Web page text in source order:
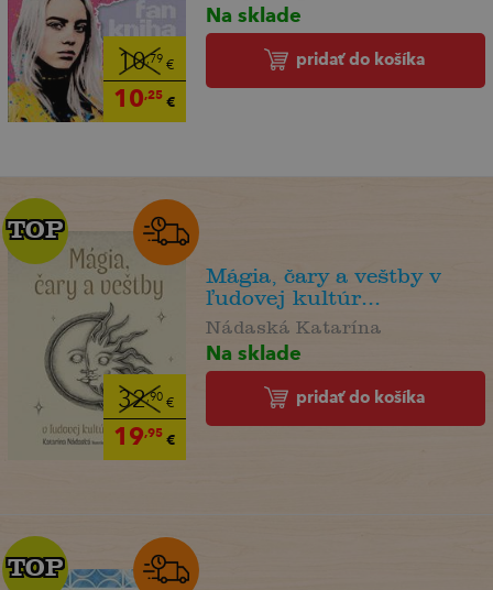
10,79 €
10,25€
Na sklade
pridať do košíka
32,90€
19,95€
TOP
TOP
Mágia, čary a veštby v
ľudovej kultúr...
Nádaská Katarína
Na sklade
pridať do košíka
TOP
TOP